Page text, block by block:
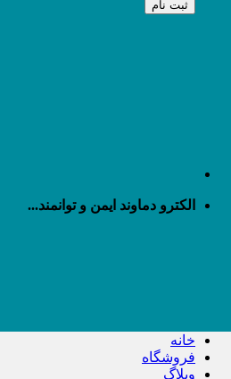
الکترو دماوند ایمن و توانمند...
خانه
فروشگاه
وبلاگ